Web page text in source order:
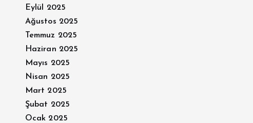
Eylül 2025
Ağustos 2025
Temmuz 2025
Haziran 2025
Mayıs 2025
Nisan 2025
Mart 2025
Şubat 2025
Ocak 2025